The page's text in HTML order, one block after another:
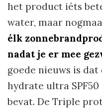
het product iéts
water, maar
élk
nadat je er mee
goede nieuws is
hydrate ultra
bevat. De Triple